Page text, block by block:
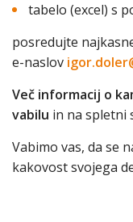
tabelo (excel) s
posredujte
e-naslov
Več informacij o
vabilu in na spletni
Vabimo vas, da se
kakovost svojega